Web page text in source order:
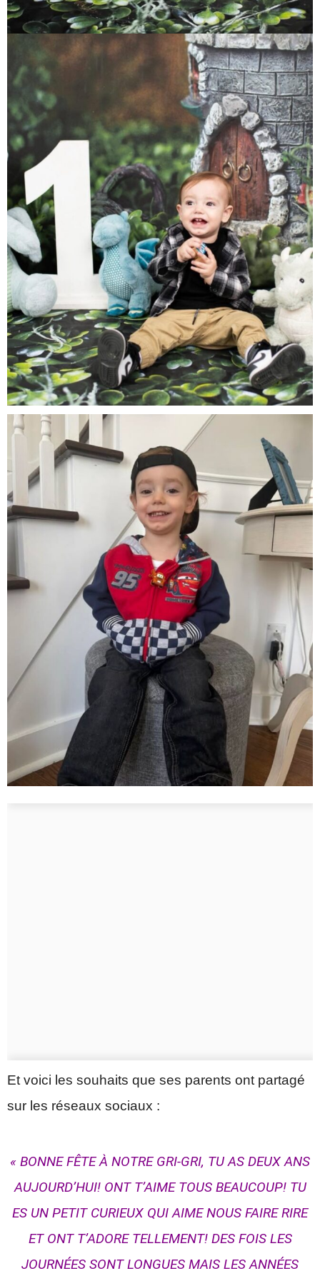
Et voici les souhaits que ses parents ont partagé
sur les réseaux sociaux :
« BONNE FÊTE À NOTRE GRI-GRI, TU AS DEUX ANS
AUJOURD’HUI! ONT T’AIME TOUS BEAUCOUP! TU
ES UN PETIT CURIEUX QUI AIME NOUS FAIRE RIRE
ET ONT T’ADORE TELLEMENT! DES FOIS LES
JOURNÉES SONT LONGUES MAIS LES ANNÉES